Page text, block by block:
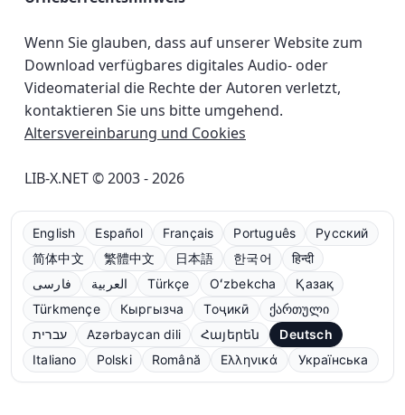
Wenn Sie glauben, dass auf unserer Website zum
Download verfügbares digitales Audio- oder
Videomaterial die Rechte der Autoren verletzt,
kontaktieren Sie uns bitte umgehend.
Altersvereinbarung und Cookies
LIB-X.NET © 2003 - 2026
English Español Français Português
Русский
简体中文
繁體中文 日本語 한국어
हिन्दी
فارسی
العربية Türkçe Oʻzbekcha
Қазақ
Türkmençe
Кыргызча Тоҷикӣ
ქართული
עברית
Azərbaycan dili Հայերեն
Deutsch
Italiano
Polski Română Ελληνικά Українська